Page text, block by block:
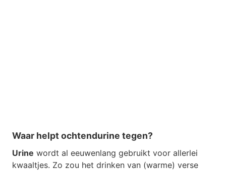
Waar helpt ochtendurine tegen?
Urine wordt al eeuwenlang gebruikt voor allerlei
kwaaltjes. Zo zou het drinken van (warme) verse